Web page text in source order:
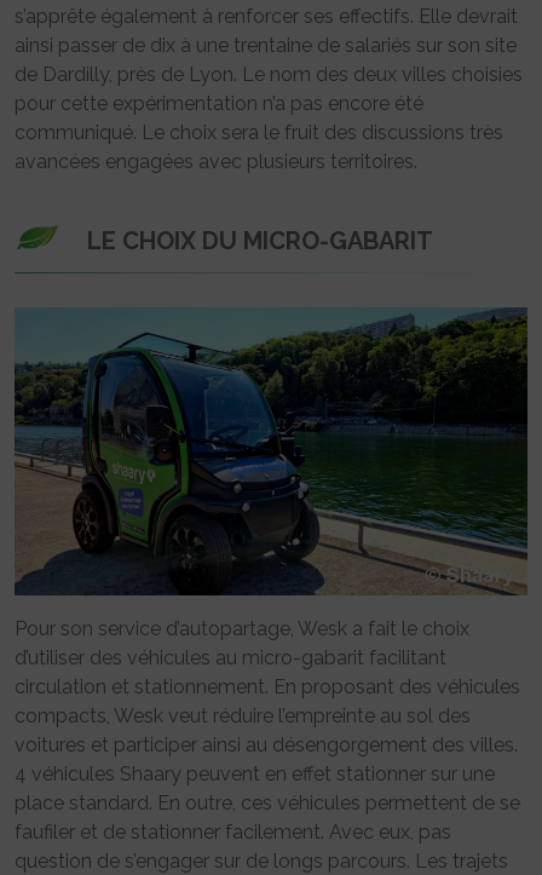
s’apprête également à renforcer ses effectifs. Elle devrait
ainsi passer de dix à une trentaine de salariés sur son site
de Dardilly, près de Lyon. Le nom des deux villes choisies
pour cette expérimentation n’a pas encore été
communiqué. Le choix sera le fruit des discussions très
avancées engagées avec plusieurs territoires.
LE CHOIX DU MICRO-GABARIT
Pour son service d’autopartage, Wesk a fait le choix
d’utiliser des véhicules au micro-gabarit facilitant
circulation et stationnement. En proposant des véhicules
compacts, Wesk veut réduire l’empreinte au sol des
voitures et participer ainsi au désengorgement des villes.
4 véhicules Shaary peuvent en effet stationner sur une
place standard. En outre, ces véhicules permettent de se
faufiler et de stationner facilement. Avec eux, pas
question de s’engager sur de longs parcours. Les trajets